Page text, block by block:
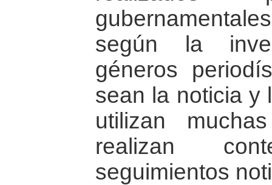
según la
géneros
sean la noticia y
utilizan
realizan
seguimientos